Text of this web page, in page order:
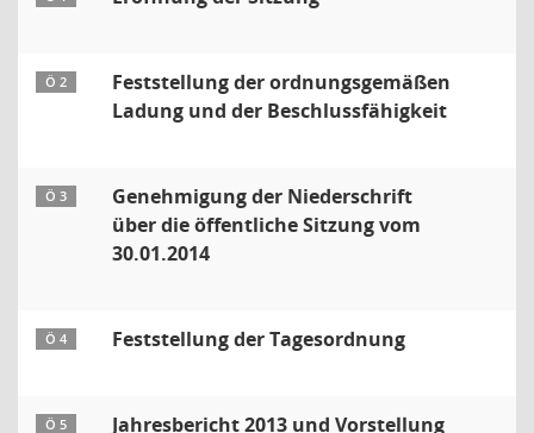
Ö 2
Feststellung der ordnungsgemäßen
Ladung und der Beschlussfähigkeit
Ö 3
Genehmigung der Niederschrift
über die öffentliche Sitzung vom
30.01.2014
Ö 4 Feststellung der Tagesordnung
Ö 5
Jahresbericht 2013 und Vorstellung